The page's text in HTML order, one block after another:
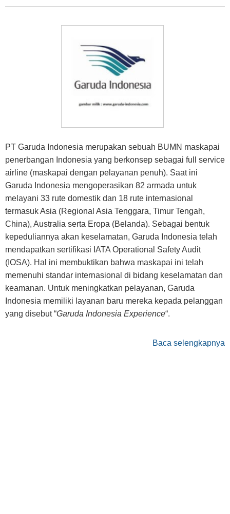
PT Garuda Indonesia merupakan sebuah BUMN maskapai
penerbangan Indonesia yang berkonsep sebagai full service
airline (maskapai dengan pelayanan penuh). Saat ini
Garuda Indonesia mengoperasikan 82 armada untuk
melayani 33 rute domestik dan 18 rute internasional
termasuk Asia (Regional Asia Tenggara, Timur Tengah,
China), Australia serta Eropa (Belanda). Sebagai bentuk
kepeduliannya akan keselamatan, Garuda Indonesia telah
mendapatkan sertifikasi IATA Operational Safety Audit
(IOSA). Hal ini membuktikan bahwa maskapai ini telah
memenuhi standar internasional di bidang keselamatan dan
keamanan. Untuk meningkatkan pelayanan, Garuda
Indonesia memiliki layanan baru mereka kepada pelanggan
yang disebut “Garuda Indonesia Experience“.
Baca selengkapnya